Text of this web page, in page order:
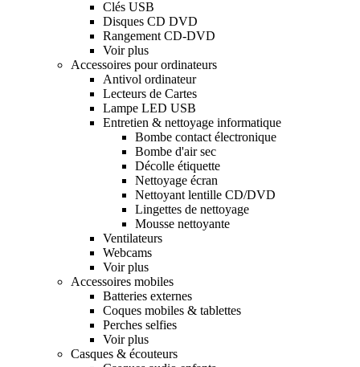
Clés USB
Disques CD DVD
Rangement CD-DVD
Voir plus
Accessoires pour ordinateurs
Antivol ordinateur
Lecteurs de Cartes
Lampe LED USB
Entretien & nettoyage informatique
Bombe contact électronique
Bombe d'air sec
Décolle étiquette
Nettoyage écran
Nettoyant lentille CD/DVD
Lingettes de nettoyage
Mousse nettoyante
Ventilateurs
Webcams
Voir plus
Accessoires mobiles
Batteries externes
Coques mobiles & tablettes
Perches selfies
Voir plus
Casques & écouteurs